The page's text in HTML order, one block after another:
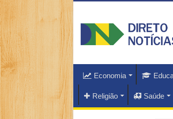
Economia
Religião Saúde